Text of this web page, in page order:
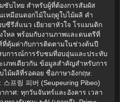
ซับไทย สำหรับผู้ที่ต้องการสัมผัส
หมือนดอกไม้ในฤดูใบไม้ผลิ คำ
รีส์แนว เยียวยาหัวใจ โรแมนติก
ใหล พร้อมกับงานภาพและดนตรีที่
ที่คุ้มค่ากับการติดตามในช่วงต้นปี
บการณ์การรับชมที่อบอุ่นและประทับ
เภทเดียวกัน ข้อมูลสำคัญสำหรับการ
ไม้ผลิที่รอคอย ชื่อภาษาอังกฤษ:
프링 피버 (Seupeuring Pibeo)
กาศ: ทุกวันจันทร์และอังคาร เวลา